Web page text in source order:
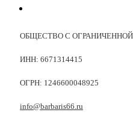
ОБЩЕСТВО С
ИНН: 6671314415
ОГРН: 1246600048925
info@barbaris66.ru